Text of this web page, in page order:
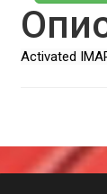
Activated